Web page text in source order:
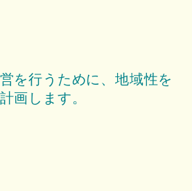
を行うために、地域性を
画します。